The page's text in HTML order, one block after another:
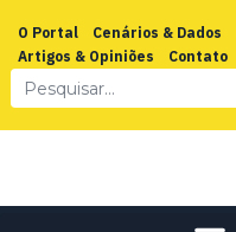
O Portal Cenários & Dados
Artigos & Opiniões
Contato